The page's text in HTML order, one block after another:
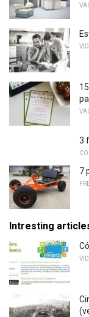
3
7
Intresting